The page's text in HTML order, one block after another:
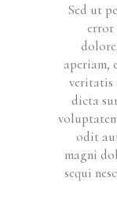
Sed ut
error
aperiam,
veritatis
dicta
odit
magni
sequi